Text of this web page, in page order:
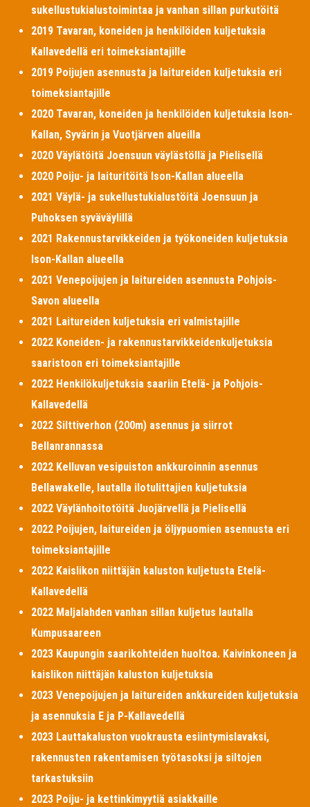
sukellustukialustoimintaa ja vanhan sillan purkutöitä
2019 Tavaran, koneiden ja henkilöiden kuljetuksia
Kallavedellä eri toimeksiantajille
2019 Poijujen asennusta ja laitureiden kuljetuksia eri
toimeksiantajille
2020 Tavaran, koneiden ja henkilöiden kuljetuksia Ison-
Kallan, Syvärin ja Vuotjärven alueilla
2020 Väylätöitä Joensuun väylästöllä ja Pielisellä
2020 Poiju- ja laituritöitä Ison-Kallan alueella
2021 Väylä- ja sukellustukialustöitä Joensuun ja
Puhoksen syväväylillä
2021 Rakennustarvikkeiden ja työkoneiden kuljetuksia
Ison-Kallan alueella
2021 Venepoijujen ja laitureiden asennusta Pohjois-
Savon alueella
2021 Laitureiden kuljetuksia eri valmistajille
2022 Koneiden- ja rakennustarvikkeidenkuljetuksia
saaristoon eri toimeksiantajille
2022 Henkilökuljetuksia saariin Etelä- ja Pohjois-
Kallavedellä
2022 Silttiverhon (200m) asennus ja siirrot
Bellanrannassa
2022 Kelluvan vesipuiston ankkuroinnin asennus
Bellawakelle, lautalla ilotulittajien kuljetuksia
2022 Väylänhoitotöitä Juojärvellä ja Pielisellä
2022 Poijujen, laitureiden ja öljypuomien asennusta eri
toimeksiantajille
2022 Kaislikon niittäjän kaluston kuljetusta Etelä-
Kallavedellä
2022 Maljalahden vanhan sillan kuljetus lautalla
Kumpusaareen
2023 Kaupungin saarikohteiden huoltoa. Kaivinkoneen ja
kaislikon niittäjän kaluston kuljetuksia
2023 Venepoijujen ja laitureiden ankkureiden kuljetuksia
ja asennuksia E ja P-Kallavedellä
2023 Lauttakaluston vuokrausta esiintymislavaksi,
rakennusten rakentamisen työtasoksi ja siltojen
tarkastuksiin
2023 Poiju- ja kettinkimyytiä asiakkaille